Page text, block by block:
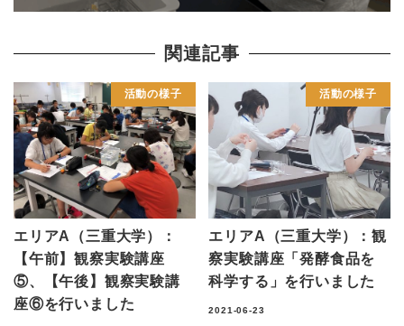
関連記事
活動の様子
エリアA（三重大学）：
【午前】観察実験講座
⑤、【午後】観察実験講
座⑥を行いました
活動の様子
エリアA（三重大学）：観
察実験講座「発酵食品を
科学する」を行いました
2021-06-23